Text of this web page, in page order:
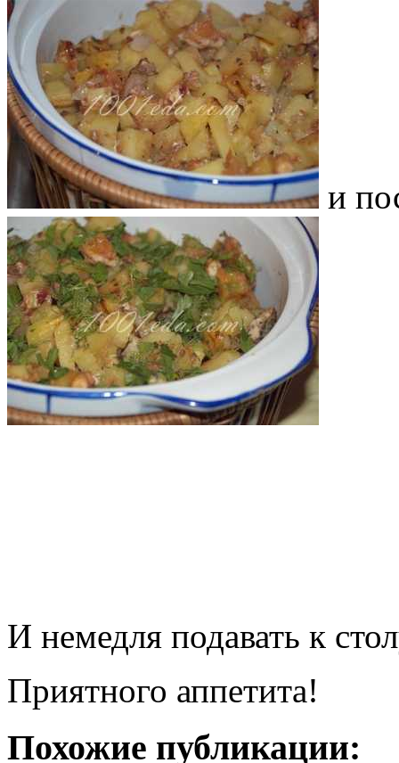
и
И немедля подавать к
Приятного аппетита!
Похожие публикации: